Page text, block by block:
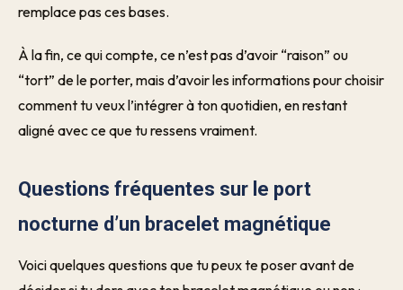
remplace pas ces bases.
À la fin, ce qui compte, ce n’est pas d’avoir “raison” ou
“tort” de le porter, mais d’avoir les informations pour choisir
comment tu veux l’intégrer à ton quotidien, en restant
aligné avec ce que tu ressens vraiment.
Questions fréquentes sur le port
nocturne d’un bracelet magnétique
Voici quelques questions que tu peux te poser avant de